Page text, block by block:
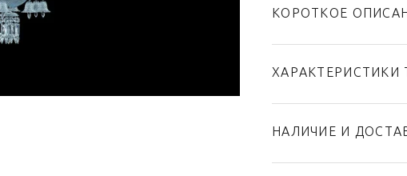
КОРОТКОЕ
ХАРАКТЕРИСТИКИ
Коллекция
Страна
НАЛИЧИЕ И